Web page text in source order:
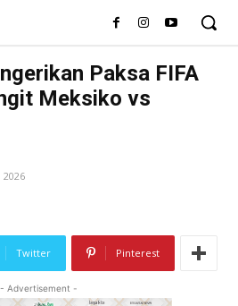
Paksa FIFA
Meksiko vs
2026
Twitter Pinterest
- Advertisement -